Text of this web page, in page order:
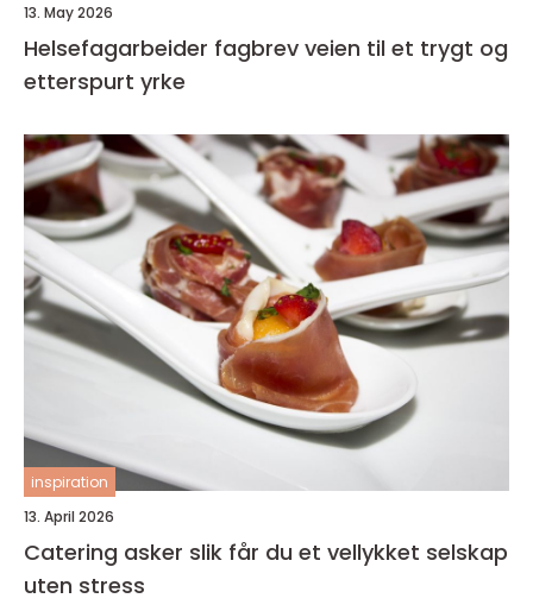
13. May 2026
Helsefagarbeider fagbrev veien til et trygt og
etterspurt yrke
inspiration
13. April 2026
Catering asker slik får du et vellykket selskap
uten stress